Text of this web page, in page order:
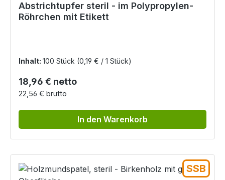
Abstrichtupfer steril - im Polypropylen-
Röhrchen mit Etikett
Inhalt: 100 Stück (0,19 € / 1 Stück)
Regulärer Preis:
18,96 € netto
22,56 € brutto
In den Warenkorb
SSB